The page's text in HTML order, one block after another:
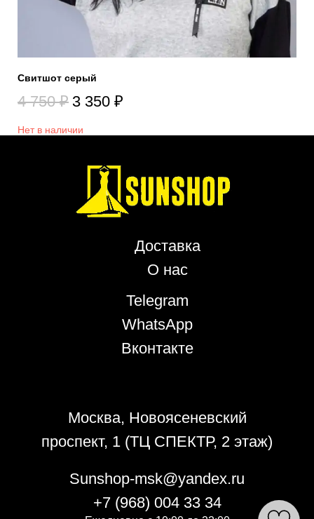
Свитшот серый
4 750₽ 3 350 ₽
Нет в наличии
Москва, Новоясеневский
проспект, 1 (ТЦ СПЕКТР, 2 этаж)
Sunshop-msk@yandex.ru
+7 (968) 004 33 34
Доставка
О нас
Telegram
WhatsApp
Вконтакте